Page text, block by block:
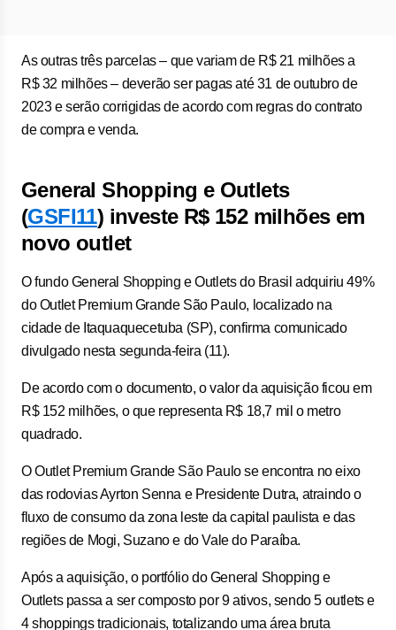
As outras três parcelas – que variam de R$ 21 milhões a
R$ 32 milhões – deverão ser pagas até 31 de outubro de
2023 e serão corrigidas de acordo com regras do contrato
de compra e venda.
General Shopping e Outlets
(GSFI11) investe R$ 152 milhões em
novo outlet
O fundo General Shopping e Outlets do Brasil adquiriu 49%
do Outlet Premium Grande São Paulo, localizado na
cidade de Itaquaquecetuba (SP), confirma comunicado
divulgado nesta segunda-feira (11).
De acordo com o documento, o valor da aquisição ficou em
R$ 152 milhões, o que representa R$ 18,7 mil o metro
quadrado.
O Outlet Premium Grande São Paulo se encontra no eixo
das rodovias Ayrton Senna e Presidente Dutra, atraindo o
fluxo de consumo da zona leste da capital paulista e das
regiões de Mogi, Suzano e do Vale do Paraíba.
Após a aquisição, o portfólio do General Shopping e
Outlets passa a ser composto por 9 ativos, sendo 5 outlets e
4 shoppings tradicionais, totalizando uma área bruta